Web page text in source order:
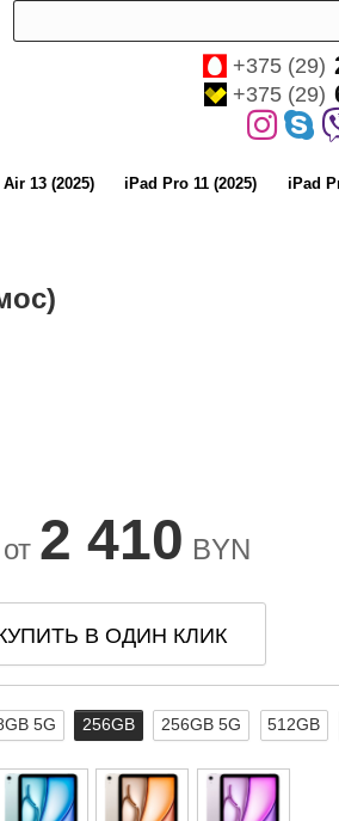
+375 (29)
+375 (29)
13 (2025) iPad Pro 11 (2025) iPad
2 410 BYN
В ОДИН КЛИК
5G 256GB 256GB 5G 512GB